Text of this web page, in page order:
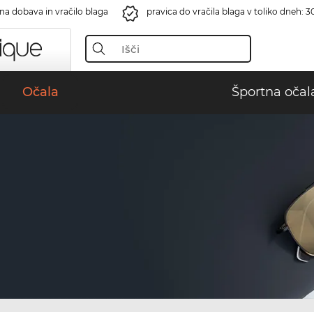
dobava in vračilo blaga pravica do vračila blaga v toliko dneh:
Očala Športna